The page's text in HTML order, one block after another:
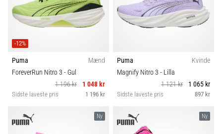
-12%
Puma
Mænd
ForeverRun Nitro 3 - Gul
1 196 kr
1 048 kr
Sidste laveste pris 1 196 kr
Puma
Kvinde
Magnify Nitro 3 - Lilla
1 121 kr
1 065 kr
Sidste laveste pris 897 kr
Ny Ny